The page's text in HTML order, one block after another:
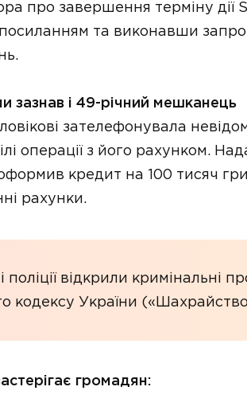
про завершення терміну дії
та виконавши
зазнав і 49-річний мешканець
зателефонувала
операції з його рахунком.
кредит на 100 тисяч
рахунки.
поліції відкрили кримінальні
кодексу України
громадян: